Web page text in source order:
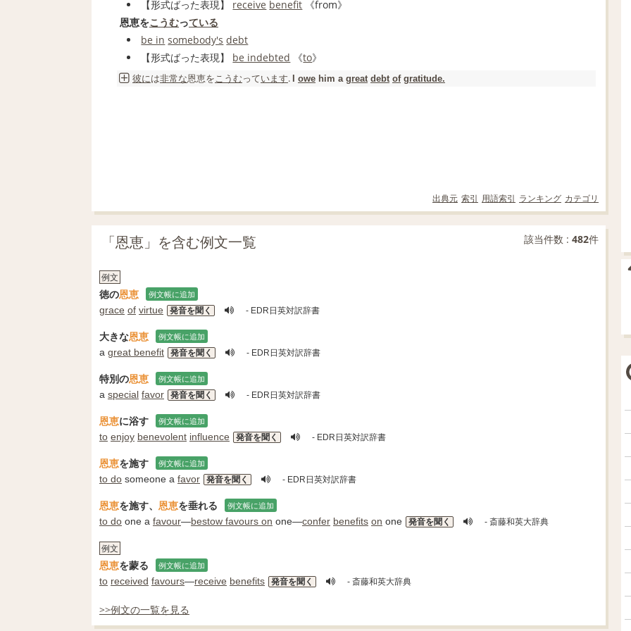
【形式ばった表現】 receive benefit 《from》
恩恵をこうむっている
be in somebody's debt
【形式ばった表現】
be indebted 《to》
彼には非常な恩恵をこうむっています. owe him a great debt of gratitude.
出典元 索引 用語索引 ランキング カテゴリ
「恩恵」を含む例文一覧 該当件数 : 482件
例文
徳の恩恵 例文帳に追加
grace of virtue 発音を聞く - EDR日英対訳辞書
大きな恩恵 例文帳に追加
a great benefit 発音を聞く - EDR日英対訳辞書
特別の恩恵 例文帳に追加
a special favor 発音を聞く - EDR日英対訳辞書
恩恵に浴す 例文帳に追加
to enjoy benevolent influence 発音を聞く - EDR日英対訳辞書
恩恵を施す 例文帳に追加
to do someone a favor 発音を聞く - EDR日英対訳辞書
恩恵を施す、 恩恵を垂れる 例文帳に追加
to do one a favour―bestow favours on one―confer benefits on one 発音を聞く - 斎藤和英大辞典
例文
恩恵を蒙る 例文帳に追加
to received favours―receive benefits 発音を聞く - 斎藤和英大辞典
>>例文の一覧を見る